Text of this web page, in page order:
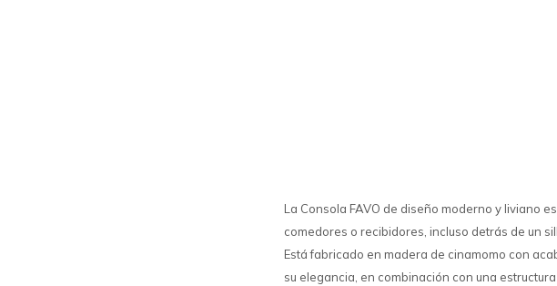
La Consola FAVO de diseño moderno y liviano
comedores o recibidores, incluso detrás de un
Está fabricado en madera de cinamomo con
su elegancia, en combinación con una